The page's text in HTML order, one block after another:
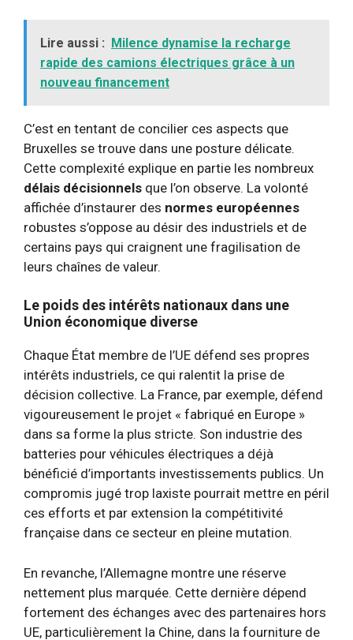
Lire aussi : Milence dynamise la recharge
rapide des camions électriques grâce à un
nouveau financement
C’est en tentant de concilier ces aspects que
Bruxelles se trouve dans une posture délicate.
Cette complexité explique en partie les nombreux
délais décisionnels que l’on observe. La volonté
affichée d’instaurer des normes européennes
robustes s’oppose au désir des industriels et de
certains pays qui craignent une fragilisation de
leurs chaînes de valeur.
Le poids des intérêts nationaux dans une
Union économique diverse
Chaque État membre de l’UE défend ses propres
intérêts industriels, ce qui ralentit la prise de
décision collective. La France, par exemple, défend
vigoureusement le projet « fabriqué en Europe »
dans sa forme la plus stricte. Son industrie des
batteries pour véhicules électriques a déjà
bénéficié d’importants investissements publics. Un
compromis jugé trop laxiste pourrait mettre en péril
ces efforts et par extension la compétitivité
française dans ce secteur en pleine mutation.
En revanche, l’Allemagne montre une réserve
nettement plus marquée. Cette dernière dépend
fortement des échanges avec des partenaires hors
UE, particulièrement la Chine, dans la fourniture de